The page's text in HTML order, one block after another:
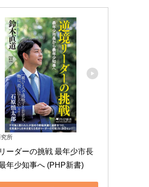
究所
ーダーの挑戦 最年少市長
年少知事へ (PHP新書)